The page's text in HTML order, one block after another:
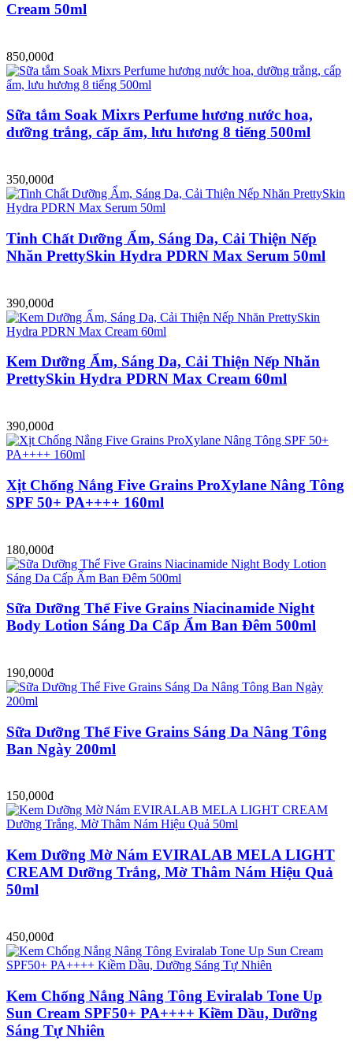
Cream 50ml
850,000đ
Sữa tắm Soak Mixrs Perfume hương nước hoa,
dưỡng trắng, cấp ẩm, lưu hương 8 tiếng 500ml
350,000đ
Tinh Chất Dưỡng Ẩm, Sáng Da, Cải Thiện Nếp
Nhăn PrettySkin Hydra PDRN Max Serum 50ml
390,000đ
Kem Dưỡng Ẩm, Sáng Da, Cải Thiện Nếp Nhăn
PrettySkin Hydra PDRN Max Cream 60ml
390,000đ
Xịt Chống Nắng Five Grains ProXylane Nâng Tông
SPF 50+ PA++++ 160ml
180,000đ
Sữa Dưỡng Thể Five Grains Niacinamide Night
Body Lotion Sáng Da Cấp Ẩm Ban Đêm 500ml
190,000đ
Sữa Dưỡng Thể Five Grains Sáng Da Nâng Tông
Ban Ngày 200ml
150,000đ
Kem Dưỡng Mờ Nám EVIRALAB MELA LIGHT
CREAM Dưỡng Trắng, Mờ Thâm Nám Hiệu Quả
50ml
450,000đ
Kem Chống Nắng Nâng Tông Eviralab Tone Up
Sun Cream SPF50+ PA++++ Kiềm Dầu, Dưỡng
Sáng Tự Nhiên